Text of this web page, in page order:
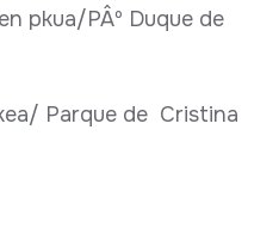
pkua/PÂº Duque de
Parque de Cristina